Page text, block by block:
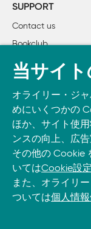
3章　アプリケー
    3.1　認証の突破
3.1.1　攻
3.1.2　攻
3.1.3　攻
3.2　認可制御
3.2.1　ケー
3.2.2　攻
3.2.3　攻
3.3　外部・
3.3.1　攻
SUPPORT
Contact us
Bookclub
書籍注文
Take O’Reilly with
phone
and tablet.
当サイ
オライリー・ジ
めにいくつかの
ほか、サイト使
ンスの向上、広
その他の Cookie
いてはCookie設定
また、オライリ
ついては個人情